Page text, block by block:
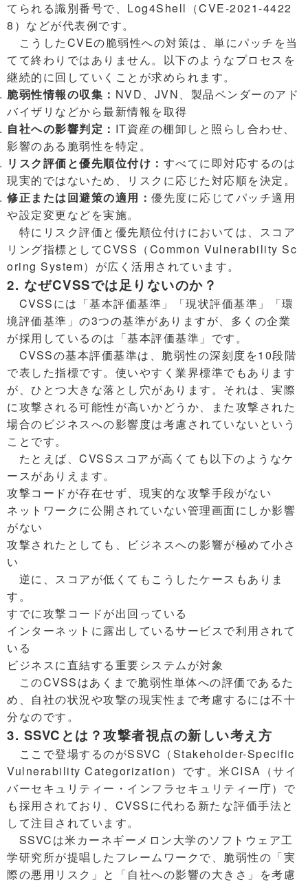
てられる識別番号で、Log4Shell（CVE-2021-4422
8）などが代表例です。
こうしたCVEの脆弱性への対策は、単にパッチを当
てて終わりではありません。以下のようなプロセスを
継続的に回していくことが求められます。
脆弱性情報の収集： NVD、JVN、製品ベンダーのアド
バイザリなどから最新情報を取得
自社への影響判定： IT資産の棚卸しと照らし合わせ、
影響のある脆弱性を特定。
リスク評価と優先順位付け： すべてに即対応するのは
現実的ではないため、リスクに応じた対応順を決定。
修正または回避策の適用： 優先度に応じてパッチ適用
や設定変更などを実施。
特にリスク評価と優先順位付けにおいては、スコア
リング指標としてCVSS（Common Vulnerability Sc
oring System）が広く活用されています。
2. なぜCVSSでは足りないのか？
CVSSには「基本評価基準」「現状評価基準」「環
境評価基準」の3つの基準がありますが、多くの企業
が採用しているのは「基本評価基準」です。
CVSSの基本評価基準は、脆弱性の深刻度を10段階
で表した指標です。使いやすく業界標準でもあります
が、ひとつ大きな落とし穴があります。それは、実際
に攻撃される可能性が高いかどうか、また攻撃された
場合のビジネスへの影響度は考慮されていないという
ことです。
たとえば、CVSSスコアが高くても以下のようなケ
ースがありえます。
攻撃コードが存在せず、現実的な攻撃手段がない
ネットワークに公開されていない管理画面にしか影響
がない
攻撃されたとしても、ビジネスへの影響が極めて小さ
い
逆に、スコアが低くてもこうしたケースもありま
す。
すでに攻撃コードが出回っている
インターネットに露出しているサービスで利用されて
いる
ビジネスに直結する重要システムが対象
このCVSSはあくまで脆弱性単体への評価であるた
め、自社の状況や攻撃の現実性まで考慮するには不十
分なのです。
3. SSVCとは？攻撃者視点の新しい考え方
ここで登場するのがSSVC（Stakeholder-Specific
Vulnerability Categorization）です。米CISA（サイ
バーセキュリティー・インフラセキュリティー庁）で
も採用されており、CVSSに代わる新たな評価手法と
して注目されています。
SSVCは米カーネギーメロン大学のソフトウェア工
学研究所が提唱したフレームワークで、脆弱性の「実
際の悪用リスク」と「自社への影響の大きさ」を考慮